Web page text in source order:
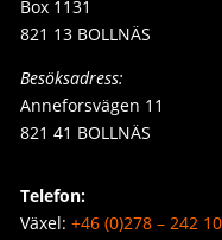
Box 1131
821 13 BOLLNÄS
Besöksadress:
Anneforsvägen 11
821 41 BOLLNÄS
Telefon:
Växel: +46 (0)278 – 242 10